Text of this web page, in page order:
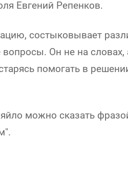
Евгений Репенков.
состыковывает
Он не на словах,
помогать в
можно сказать